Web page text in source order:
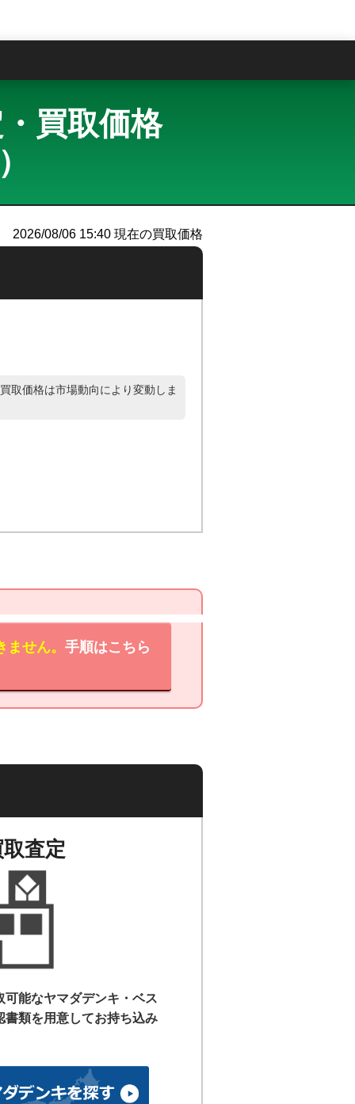
買取価格
2026/08/06 15:40 現在の買取価格
取価格は市場動向により変動しま
せん。 手順はこちら
査定
能なヤマダデンキ・ベス
書類を用意してお持ち込み